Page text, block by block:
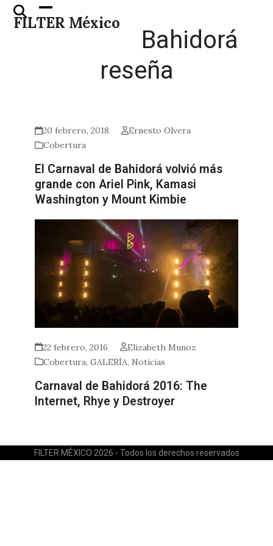
Skip
FILTER México
Open
mobile
Close
mobile
Bahidorá
reseña
20 febrero, 2018
Ernesto Olvera
Cobertura
El Carnaval de Bahidorá volvió más
grande con Ariel Pink, Kamasi
Washington y Mount Kimbie
22 febrero, 2016
Elizabeth Munoz
Cobertura,GALERÍA, Noticias
Carnaval de Bahidorá 2016: The
Internet, Rhye y Destroyer
FILTER MÉXICO 2026 - Todos los derechos reservados